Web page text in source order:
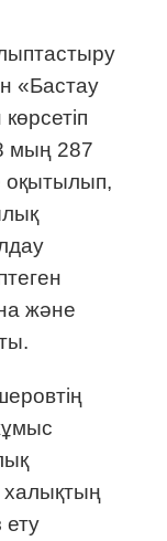
«Бастау
мың 287
оқытылып,
және